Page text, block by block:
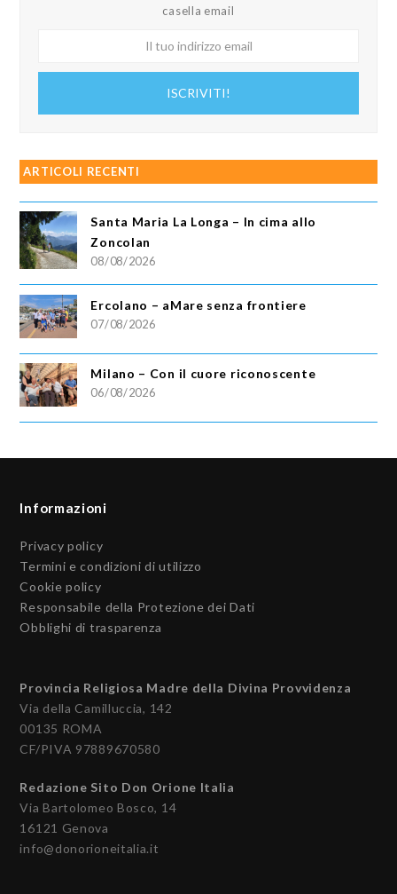
casella email
ISCRIVITI!
ARTICOLI RECENTI
Santa Maria La Longa – In cima allo
Zoncolan
08/08/2026
Ercolano – aMare senza frontiere
07/08/2026
Milano – Con il cuore riconoscente
06/08/2026
Informazioni
Privacy policy
Termini e condizioni di utilizzo
Cookie policy
Responsabile della Protezione dei Dati
Obblighi di trasparenza
Provincia Religiosa Madre della Divina Provvidenza
Via della Camilluccia, 142
00135 ROMA
CF/PIVA 97889670580
Redazione Sito Don Orione Italia
Via Bartolomeo Bosco, 14
16121 Genova
info@donorioneitalia.it